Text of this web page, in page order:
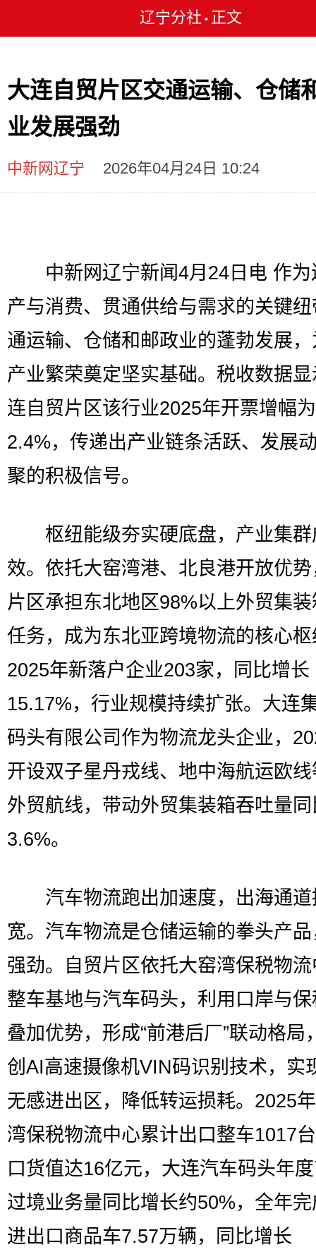
辽宁分社 • 正文
大连自贸片区交通运输、仓储
业发展强劲
中新网辽宁 2026年04月24日 10:24
中新网辽宁新闻4月24日电 作为
产与消费、贯通供给与需求的关键
通运输、仓储和邮政业的蓬勃发展
产业繁荣奠定坚实基础。税收数据
连自贸片区该行业2025年开票增幅为
2.4%，传递出产业链条活跃、发展
聚的积极信号。
枢纽能级夯实硬底盘，产业集群
效。依托大窑湾港、北良港开放优
片区承担东北地区98%以上外贸集
任务，成为东北亚跨境物流的核心
2025年新落户企业203家，同比增长
15.17%，行业规模持续扩张。大连
码头有限公司作为物流龙头企业，
开设双子星丹戎线、地中海航运欧
外贸航线，带动外贸集装箱吞吐量
3.6%。
汽车物流跑出加速度，出海通道
宽。汽车物流是仓储运输的拳头产
强劲。自贸片区依托大窑湾保税物
整车基地与汽车码头，利用口岸与
叠加优势，形成“前港后厂”联动格局
创AI高速摄像机VIN码识别技术，实
无感进出区，降低转运损耗。2025
湾保税物流中心累计出口整车1017
口货值达16亿元，大连汽车码头年
过境业务量同比增长约50%，全年
进出口商品车7.57万辆，同比增长